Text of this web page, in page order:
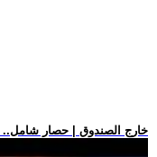
.. خارج الصندوق | حصار